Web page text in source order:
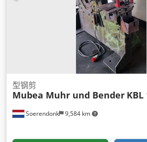
Soerendonk 9,584 km
型钢剪
Mubea Muhr und Bender KBL